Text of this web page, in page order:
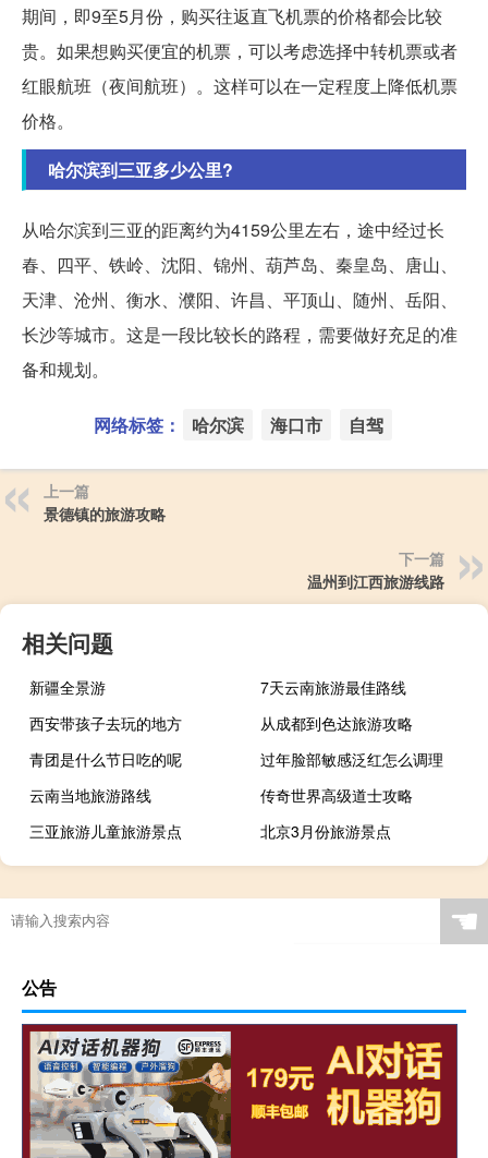
期间，即9至5月份，购买往返直飞机票的价格都会比较
贵。如果想购买便宜的机票，可以考虑选择中转机票或者
红眼航班（夜间航班）。这样可以在一定程度上降低机票
价格。
哈尔滨到三亚多少公里?
从哈尔滨到三亚的距离约为4159公里左右，途中经过长
春、四平、铁岭、沈阳、锦州、葫芦岛、秦皇岛、唐山、
天津、沧州、衡水、濮阳、许昌、平顶山、随州、岳阳、
长沙等城市。这是一段比较长的路程，需要做好充足的准
备和规划。
网络标签： 哈尔滨 海口市 自驾
上一篇
景德镇的旅游攻略
下一篇
温州到江西旅游线路
相关问题
新疆全景游
7天云南旅游最佳路线
西安带孩子去玩的地方
从成都到色达旅游攻略
青团是什么节日吃的呢
过年脸部敏感泛红怎么调理
云南当地旅游路线
传奇世界高级道士攻略
三亚旅游儿童旅游景点
北京3月份旅游景点
☚
公告